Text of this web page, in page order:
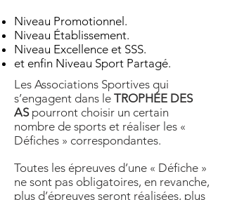
Niveau Promotionnel.
Niveau Établissement.
Niveau Excellence et SSS.
et enfin Niveau Sport Partagé.
Les Associations Sportives qui
s’engagent dans le TROPHÉE DES
ASpourront choisir un certain
nombre de sports et réaliser les «
Défiches » correspondantes.
Toutes les épreuves d’une « Défiche »
ne sont pas obligatoires, en revanche,
plus d’épreuves seront réalisées, plus